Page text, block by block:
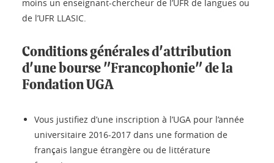
moins un enseignant-chercheur de l’UFR de langues ou
de l’UFR LLASIC.
Conditions générales d'attribution
d'une bourse "Francophonie" de la
Fondation UGA
Vous justifiez d’une inscription à l’UGA pour l’année
universitaire 2016-2017 dans une formation de
français langue étrangère ou de littérature